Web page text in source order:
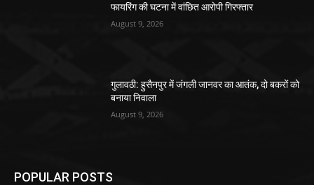
फायरिंग की घटना में वांछित आरोपी गिरफ्तार
August 9, 2026
गुलावठी: हुसैनपुर में जंगली जानवर का आतंक, दो बकरों को
बनाया निवाला
August 9, 2026
POPULAR POSTS